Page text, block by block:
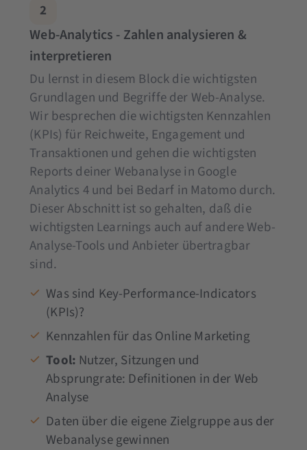
2
Web-Analytics - Zahlen analysieren &
interpretieren
Du lernst in diesem Block die wichtigsten
Grundlagen und Begriffe der Web-Analyse.
Wir besprechen die wichtigsten Kennzahlen
(KPIs) für Reichweite, Engagement und
Transaktionen und gehen die wichtigsten
Reports deiner Webanalyse in Google
Analytics 4 und bei Bedarf in Matomo durch.
Dieser Abschnitt ist so gehalten, daß die
wichtigsten Learnings auch auf andere Web-
Analyse-Tools und Anbieter übertragbar
sind.
Was sind Key-Performance-Indicators
(KPIs)?
Kennzahlen für das Online Marketing
Tool: Nutzer, Sitzungen und
Absprungrate: Definitionen in der Web
Analyse
Daten über die eigene Zielgruppe aus der
Webanalyse gewinnen